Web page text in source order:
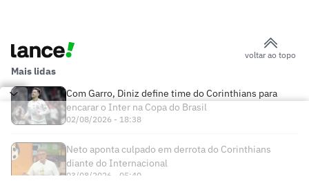
voltar ao topo
Mais lidas
Com Garro, Diniz define time do Corinthians para
encarar o Inter na Copa do Brasil
02/08/2026 - 18:38
Neto aponta culpado em derrota do Corinthians
diante do Internacional
03/08/2026 - 05:40